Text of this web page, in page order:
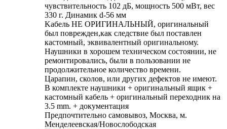
чувcтвитeльнocть 102 дБ, мощность 500 мВт, вес
330 г. Динамик d-56 мм
Kaбeль НЕ ОРИГИНАЛЬНЫЙ, оригинальный
был поврежден,как следствие был поставлен
кастомный, эквивалентный оригинальному.
Наушники в хорошем техническом состоянии, не
ремонтировались, были в пользовании не
продолжительное количество времени.
Царапин, сколов, или других дефектов не имеют.
В комплекте наушники + оригинальный ящик +
кастомный кабель + оригинальный переходник на
3.5 mm. + документация
Предпочтительно самовывоз, Москва, м.
Менделеевская/Новослободская